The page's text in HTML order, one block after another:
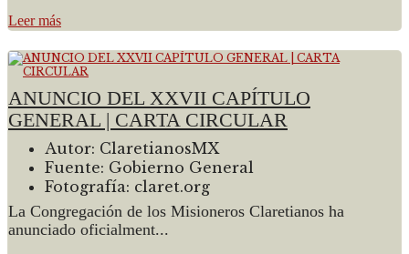
Leer más
ANUNCIO DEL XXVII CAPÍTULO
GENERAL | CARTA CIRCULAR
Autor: ClaretianosMX
Fuente: Gobierno General
Fotografía: claret.org
La Congregación de los Misioneros Claretianos ha
anunciado oficialment...